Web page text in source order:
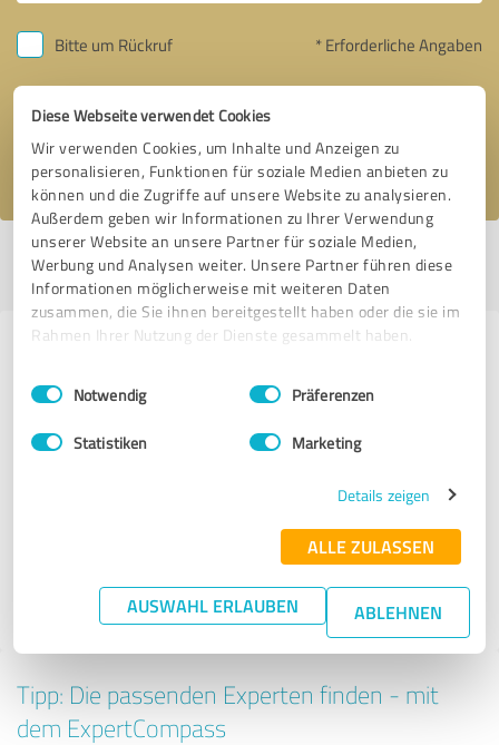
Diese Webseite verwendet Cookies
Wir verwenden Cookies, um Inhalte und Anzeigen zu
personalisieren, Funktionen für soziale Medien anbieten zu
können und die Zugriffe auf unsere Website zu analysieren.
Außerdem geben wir Informationen zu Ihrer Verwendung
unserer Website an unsere Partner für soziale Medien,
Werbung und Analysen weiter. Unsere Partner führen diese
Informationen möglicherweise mit weiteren Daten
zusammen, die Sie ihnen bereitgestellt haben oder die sie im
Rahmen Ihrer Nutzung der Dienste gesammelt haben.
Impressum Datenschutzbestimmungen
Einwilligungsauswahl
Notwendig Präferenzen
Statistiken Marketing
Details zeigen
ALLE ZULASSEN
AUSWAHL ERLAUBEN ABLEHNEN
Bitte um Rückruf * Erforderliche Angaben
Nachricht senden
Ich stimme den Datenschutzbestimmungenzu.
Profil aktiv seit 25.10.2016 |Letzte Aktualisierung: 09.07.2019|Profil
melden
Anbietern aus dem Bereich
4.93 von 5
Tipp: Die passenden Experten finden - mit
dem ExpertCompass